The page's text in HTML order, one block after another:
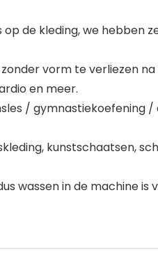
de kleding, we hebben
vorm te verliezen
en meer.
/ gymnastiekoefening
kunstschaatsen,
wassen in de machine is